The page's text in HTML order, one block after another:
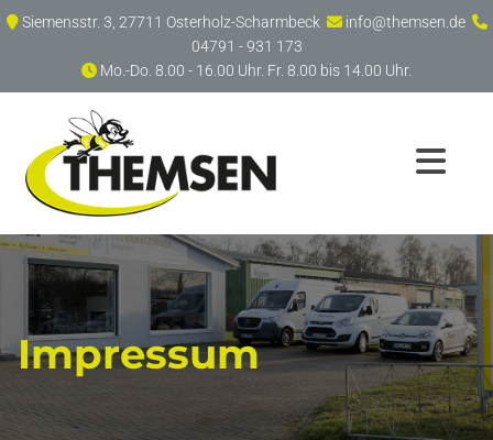
Zum Inhalt springen
 Siemensstr. 3, 27711 Osterholz-Scharmbeck  info@themsen.de 
04791 - 931 173
 Mo.-Do. 8.00 - 16.00 Uhr. Fr. 8.00 bis 14.00 Uhr.
Impressum